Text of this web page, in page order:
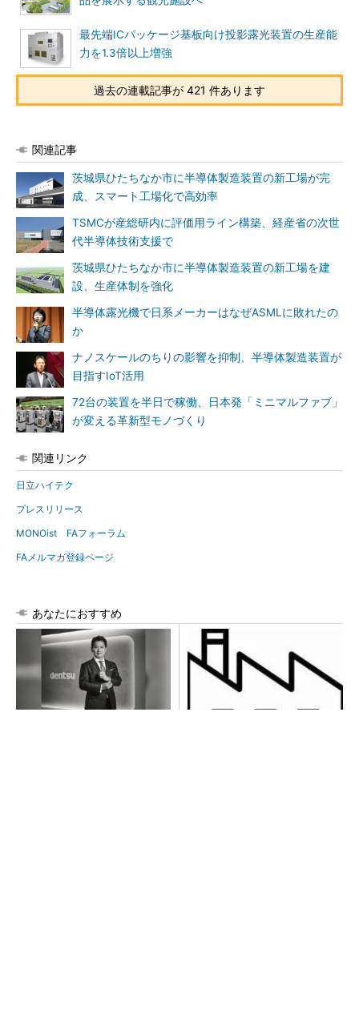
最先端ICパッケージ基板向け投影露光装置の生産能
力を1.3倍以上増強
過去の連載記事が 421 件あります
関連記事
茨城県ひたちなか市に半導体製造装置の新工場が完
成、スマート工場化で高効率
TSMCが産総研内に評価用ライン構築、経産省の次世
代半導体技術支援で
茨城県ひたちなか市に半導体製造装置の新工場を建
設、生産体制を強化
半導体露光機で日系メーカーはなぜASMLに敗れたの
か
ナノスケールのちりの影響を抑制、半導体製造装置が
目指すIoT活用
72台の装置を半日で稼働、日本発「ミニマルファブ」
が変える革新型モノづくり
関連リンク
日立ハイテク
プレスリリース
MONOist FAフォーラム
FAメルマガ登録ページ
あなたにおすすめ